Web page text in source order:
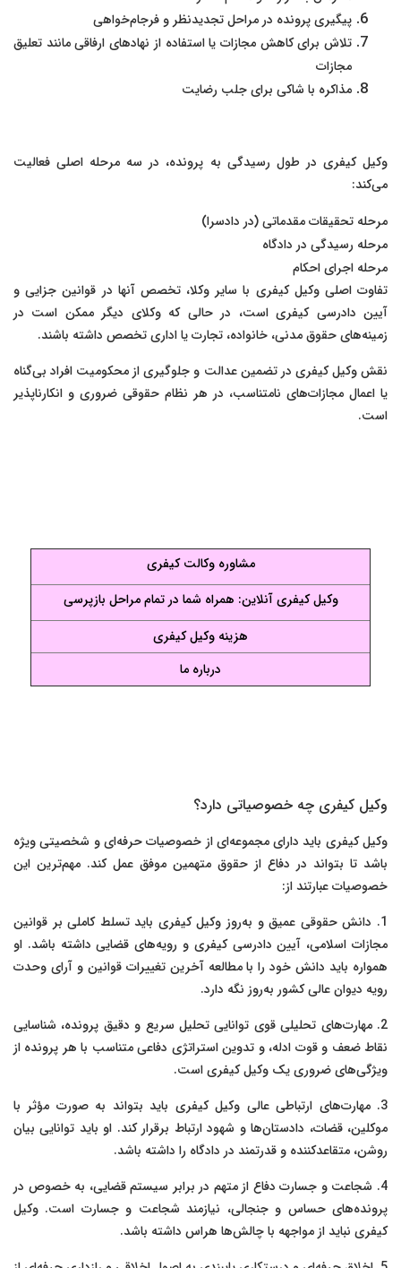
پیگیری پرونده در مراحل تجدیدنظر و فرجام‌خواهی
تلاش برای کاهش مجازات یا استفاده از نهادهای ارفاقی مانند تعلیق
مجازات
مذاکره با شاکی برای جلب رضایت
وکیل کیفری در طول رسیدگی به پرونده، در سه مرحله اصلی فعالیت
می‌کند:
مرحله تحقیقات مقدماتی (در دادسرا)
مرحله رسیدگی در دادگاه
مرحله اجرای احکام
تفاوت اصلی وکیل کیفری با سایر وکلا، تخصص آنها در قوانین جزایی و
آیین دادرسی کیفری است، در حالی که وکلای دیگر ممکن است در
زمینه‌های حقوق مدنی، خانواده، تجارت یا اداری تخصص داشته باشند.
نقش وکیل کیفری در تضمین عدالت و جلوگیری از محکومیت افراد بی‌گناه
یا اعمال مجازات‌های نامتناسب، در هر نظام حقوقی ضروری و انکارناپذیر
است.
مشاوره وکالت کیفری
وکیل کیفری آنلاین: همراه شما در تمام مراحل بازپرسی
هزینه وکیل کیفری
درباره ما
وکیل کیفری چه خصوصیاتی دارد؟
وکیل کیفری باید دارای مجموعه‌ای از خصوصیات حرفه‌ای و شخصیتی ویژه
باشد تا بتواند در دفاع از حقوق متهمین موفق عمل کند. مهم‌ترین این
خصوصیات عبارتند از:
1. دانش حقوقی عمیق و به‌روز وکیل کیفری باید تسلط کاملی بر قوانین
مجازات اسلامی، آیین دادرسی کیفری و رویه‌های قضایی داشته باشد. او
همواره باید دانش خود را با مطالعه آخرین تغییرات قوانین و آرای وحدت
رویه دیوان عالی کشور به‌روز نگه دارد.
2. مهارت‌های تحلیلی قوی توانایی تحلیل سریع و دقیق پرونده، شناسایی
نقاط ضعف و قوت ادله، و تدوین استراتژی دفاعی متناسب با هر پرونده از
ویژگی‌های ضروری یک وکیل کیفری است.
3. مهارت‌های ارتباطی عالی وکیل کیفری باید بتواند به صورت مؤثر با
موکلین، قضات، دادستان‌ها و شهود ارتباط برقرار کند. او باید توانایی بیان
روشن، متقاعدکننده و قدرتمند در دادگاه را داشته باشد.
4. شجاعت و جسارت دفاع از متهم در برابر سیستم قضایی، به خصوص در
پرونده‌های حساس و جنجالی، نیازمند شجاعت و جسارت است. وکیل
کیفری نباید از مواجهه با چالش‌ها هراس داشته باشد.